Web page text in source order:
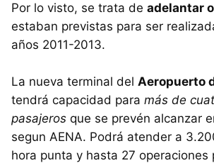
Por lo visto, se trata de adelantar
estaban previstas para ser
años 2011-2013.
La nueva terminal del Aeropuerto
tendrá capacidad para más de
pasajeros que se prevén alcanzar
segun AENA. Podrá atender a
hora punta y hasta 27 operaciones